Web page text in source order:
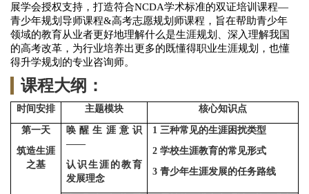
展学会授权支持 ，打造符合NCDA学术标准的双证培训课程—
青少年规划导师课程&高考志愿规划师课程， 旨在帮助青少年
领域的教育从业者更好地理解什么是生涯规划、深入理解我国
的高考改革，为行业培养出更多的既懂得职业生涯规划，也懂
得升学规划的专业咨询师。
课程大纲：
时间安排 主题模块 核心知识点
第一天
筑造生涯
之基
唤醒生涯意识
——
认识生涯的教育
发展理念
1三种常见的生涯困扰类型
2学校生涯教育的常见形式
3青少年生涯发展的任务路线